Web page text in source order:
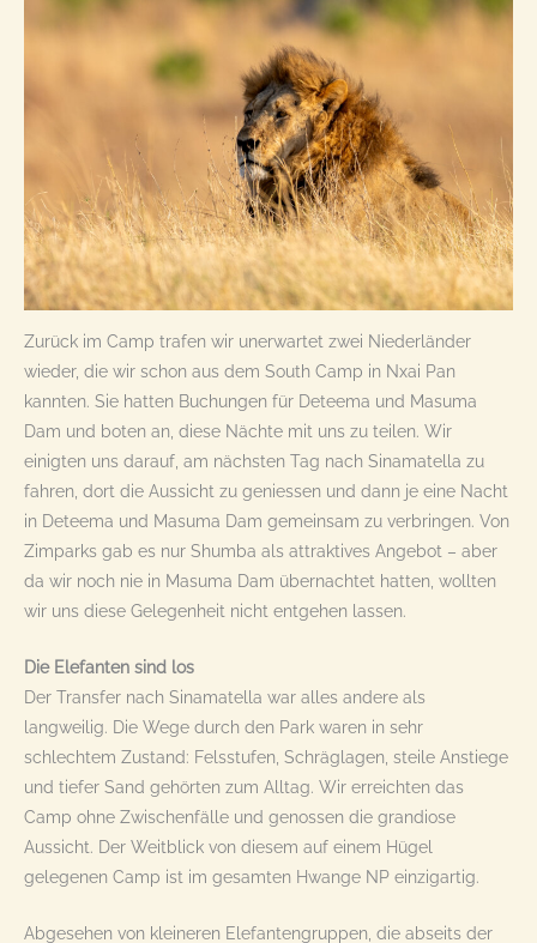
Zurück im Camp trafen wir unerwartet zwei Niederländer
wieder, die wir schon aus dem South Camp in Nxai Pan
kannten. Sie hatten Buchungen für Deteema und Masuma
Dam und boten an, diese Nächte mit uns zu teilen. Wir
einigten uns darauf, am nächsten Tag nach Sinamatella zu
fahren, dort die Aussicht zu geniessen und dann je eine Nacht
in Deteema und Masuma Dam gemeinsam zu verbringen. Von
Zimparks gab es nur Shumba als attraktives Angebot – aber
da wir noch nie in Masuma Dam übernachtet hatten, wollten
wir uns diese Gelegenheit nicht entgehen lassen.
Die Elefanten sind los
Der Transfer nach Sinamatella war alles andere als
langweilig. Die Wege durch den Park waren in sehr
schlechtem Zustand: Felsstufen, Schräglagen, steile Anstiege
und tiefer Sand gehörten zum Alltag. Wir erreichten das
Camp ohne Zwischenfälle und genossen die grandiose
Aussicht. Der Weitblick von diesem auf einem Hügel
gelegenen Camp ist im gesamten Hwange NP einzigartig.
Abgesehen von kleineren Elefantengruppen, die abseits der